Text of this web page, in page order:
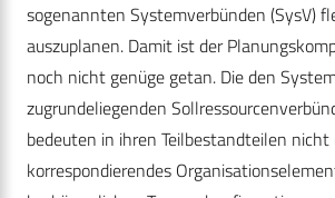
sogenannten Systemverbünden (SysV)
auszuplanen. Damit ist der
noch nicht genüge getan. Die den
zugrundeliegenden
bedeuten in ihren Teilbestandteilen
korrespondierendes